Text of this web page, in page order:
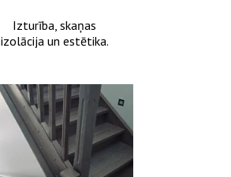
Izturība, skaņas
izolācija un estētika.